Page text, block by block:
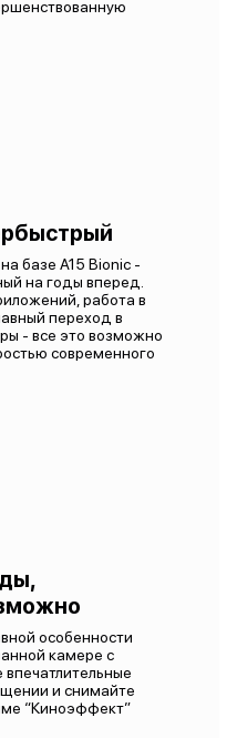
базе A15 Bionic -
на годы вперед.
работа в
переход в
- все это возможно
современного
особенности
камере с
и снимайте
“Киноэффект”